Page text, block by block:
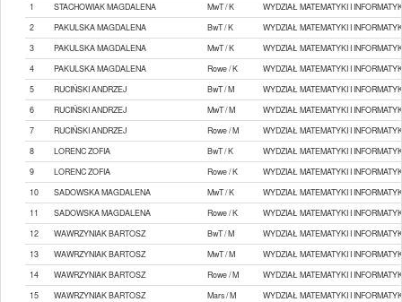
1
STACHOWIAK MAGDALENA MwT / K
WYDZIAŁ MATEMATYKI I
2
PAKULSKA MAGDALENA BwT / K
WYDZIAŁ MATEMATYKI I
3
PAKULSKA MAGDALENA MwT / K
WYDZIAŁ MATEMATYKI I
4
PAKULSKA MAGDALENA Rowe / K
WYDZIAŁ MATEMATYKI I
5
RUCIŃSKI ANDRZEJ BwT / M
WYDZIAŁ MATEMATYKI I
6
RUCIŃSKI ANDRZEJ MwT / M
WYDZIAŁ MATEMATYKI I
7
RUCIŃSKI ANDRZEJ Rowe / M
WYDZIAŁ MATEMATYKI I
8
LORENC ZOFIA BwT / K
WYDZIAŁ MATEMATYKI I
9
LORENC ZOFIA Rowe / K
WYDZIAŁ MATEMATYKI I
10
SADOWSKA MAGDALENA MwT / K
WYDZIAŁ MATEMATYKI I
11
SADOWSKA MAGDALENA Rowe / K
WYDZIAŁ MATEMATYKI I
12
WAWRZYNIAK BARTOSZ BwT / M
WYDZIAŁ MATEMATYKI I
13
WAWRZYNIAK BARTOSZ MwT / M
WYDZIAŁ MATEMATYKI I
14
WAWRZYNIAK BARTOSZ Rowe / M
WYDZIAŁ MATEMATYKI I
15
WAWRZYNIAK BARTOSZ Mars / M
WYDZIAŁ MATEMATYKI I